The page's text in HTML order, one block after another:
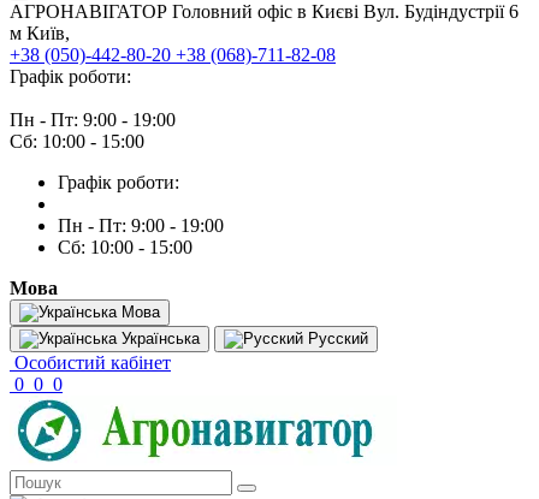
АГРОНАВІГАТОР Головний офіс в Києві Вул. Будіндустрії 6
м Київ,
+38 (050)-442-80-20 +38 (068)-711-82-08
Графік роботи:
Пн - Пт: 9:00 - 19:00
Сб: 10:00 - 15:00
Графік роботи:
Пн - Пт: 9:00 - 19:00
Сб: 10:00 - 15:00
Мова
Мова
Українська
Русский
Особистий кабінет
0 0 0